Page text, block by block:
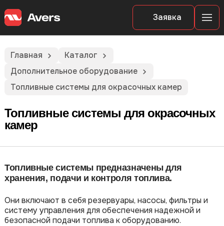
Заявка
Главная
Каталог
Дополнительное оборудование
Топливные системы для окрасочных камер
Топливные системы для окрасочных
камер
Топливные системы предназначены для
хранения, подачи и контроля топлива.
Они включают в себя резервуары, насосы, фильтры и
систему управления для обеспечения надежной и
безопасной подачи топлива к оборудованию.